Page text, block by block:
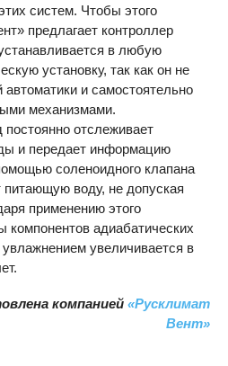
систем. Чтобы этого
предлагает контроллер
в любую
установку, так как он не
и самостоятельно
механизмами.
отслеживает
и передает информацию
соленоидного клапана
воду, не допуская
применению этого
компонентов адиабатических
увеличивается в
компанией «Русклимат
Вент»